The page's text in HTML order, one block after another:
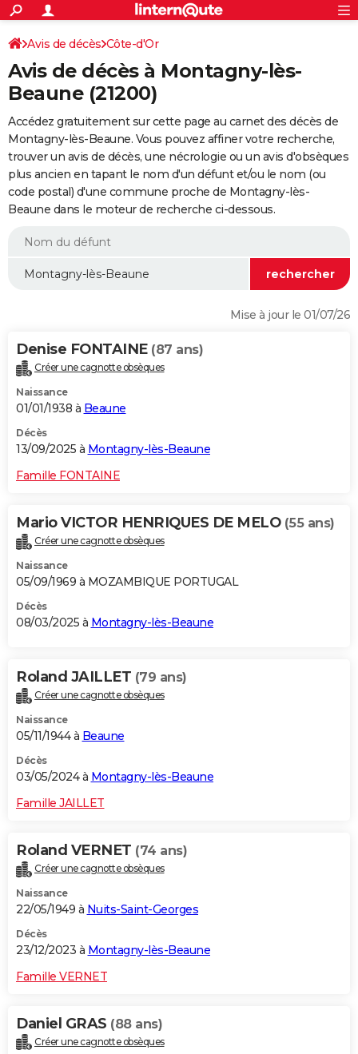
ACTUALITÉS
Politique
Société
Faits Divers
Education
Monde
Villes
+
SPORT
Coupe du monde 2026
Football
Tennis
Cyclisme
Rugby
Forum
FINANCE
Retraite
Impôts
Epargne
Immobilier
Risques naturels par ville
Banque
Assurance
Crédit
Essais
Réserver un essai
Citadines
Berlines
SUV
Forum auto
+
HIGH-TECH
Mobiles
Meilleur smartphone
Internet
Ordinateurs
Jeux vidéo
Guide high-tech
+
BRICOLAGE
Forum
Aménagement intérieur
Extérieur
Cuisine
Salle de bains
Jardinage
Rangement
WEEK-END
Guides de France
Escapades
Patrimoine
Expositions
Musées
Week-end nature
LIFESTYLE
Alimentation
Guide de la santé
Maladies
Médicaments
Sommeil
VOYAGE
Destinations
City break
Voyage nature
Voyage de noces
Forum
Climat
+PHOTO
GUIDES D'ACHAT
BONS PLANS
CARTE DE VOEUX
Dictionnaire
Biographies
Citations
Expressions
Proverbes
PROGRAMME TV
COPAINS D'AVANT
S'inscrire
Se connecter
Lycées
Collèges
Primaires
Universités
Entreprises
Service militaire
Avis de recherche
AVIS DE DÉCÈS
Connexion
Avis de décès Côte-d'Or
Avis de décès à Montagny-lès-
Beaune (21200)
Accédez gratuitement sur cette page au carnet des décès de
Montagny-lès-Beaune. Vous pouvez affiner votre recherche,
trouver un avis de décès, une nécrologie ou un avis d'obsèques
plus ancien en tapant le nom d'un défunt et/ou le nom (ou
code postal) d'une commune proche de Montagny-lès-
Beaune dans le moteur de recherche ci-dessous.
Mise à jour le 01/07/26
Denise FONTAINE (87 ans)
Créer une cagnotte obsèques
Naissance
01/01/1938 à Beaune
Décès
13/09/2025 à Montagny-lès-Beaune
Famille FONTAINE
Mario VICTOR HENRIQUES DE MELO (55 ans)
Créer une cagnotte obsèques
Naissance
05/09/1969 à MOZAMBIQUE PORTUGAL
Décès
08/03/2025 à Montagny-lès-Beaune
Roland JAILLET (79 ans)
Créer une cagnotte obsèques
Naissance
05/11/1944 à Beaune
Décès
03/05/2024 à Montagny-lès-Beaune
Famille JAILLET
Roland VERNET (74 ans)
Créer une cagnotte obsèques
Naissance
22/05/1949 à Nuits-Saint-Georges
Décès
23/12/2023 à Montagny-lès-Beaune
Famille VERNET
Daniel GRAS (88 ans)
Créer une cagnotte obsèques